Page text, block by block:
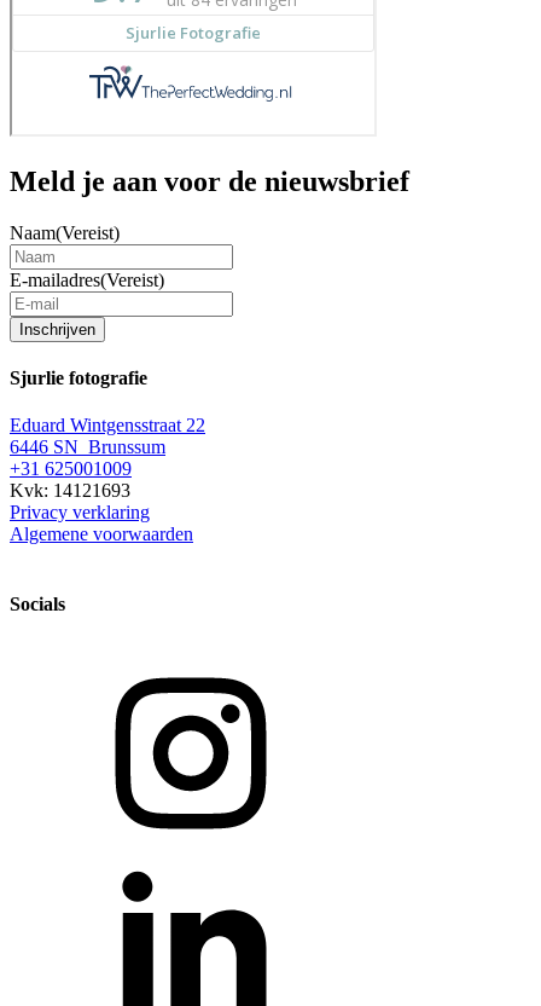
Meld je aan voor de nieuwsbrief
Naam(Vereist)
E-mailadres(Vereist)
Inschrijven
Sjurlie fotografie
Eduard Wintgensstraat 22
6446 SN Brunssum
+31 625001009
Kvk: 14121693
Privacy verklaring
Algemene voorwaarden
Socials